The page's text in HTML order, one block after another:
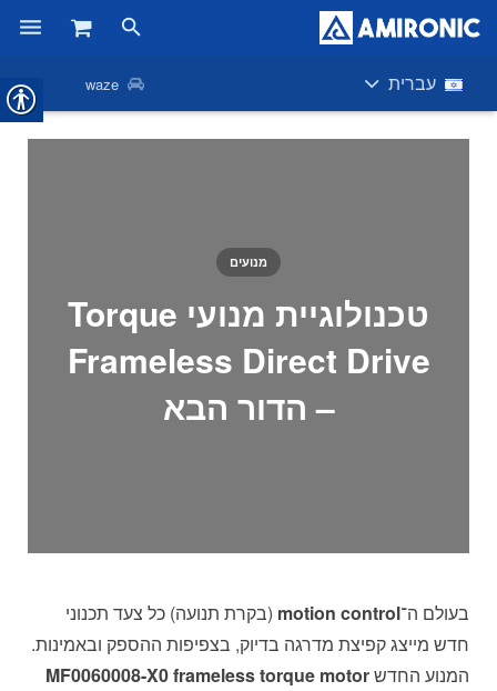
ראשי עברית waze
טכנולוגיית מנועי Torque
Frameless Direct Drive
– הדור הבא
מנועים
בעולם ה־motion control (בקרת תנועה) כל צעד תכנוני
חדש מייצג קפיצת מדרגה בדיוק, בצפיפות ההספק ובאמינות.
המנוע החדשMF0060008-X0 frameless torque motor